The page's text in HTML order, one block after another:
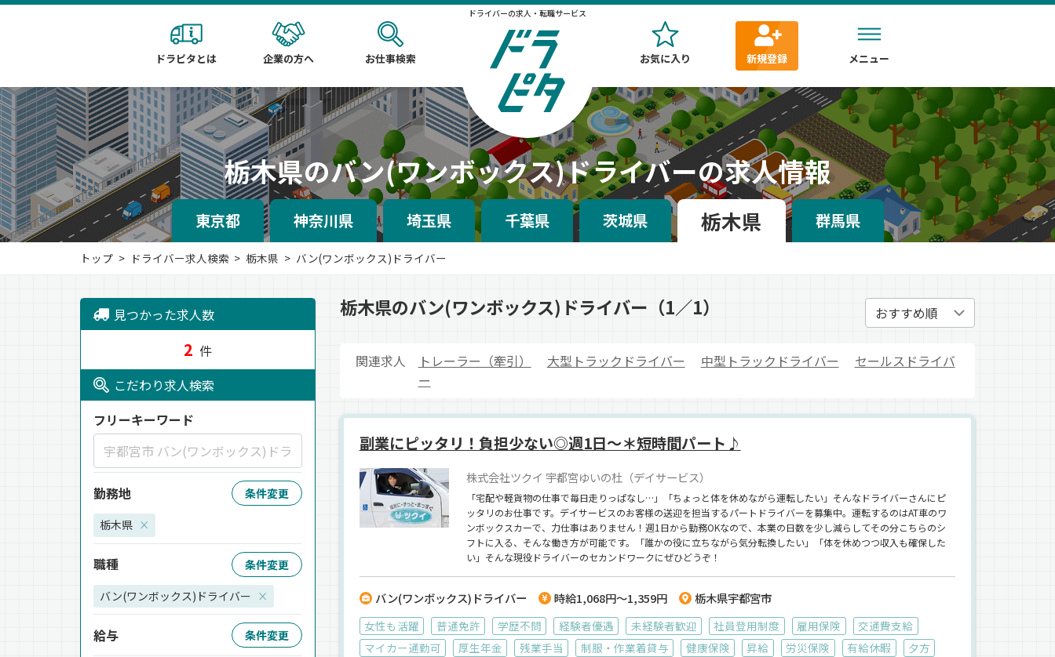
ドライバーの求人・転職サービス
ドラピタとは 企業の方へ お仕事検索 お気に入り 新規登録 メニュー
栃木県のバン(ワンボックス)ドライバーの求人情報
東京都 神奈川県 埼玉県 千葉県 茨城県 栃木県 群馬県
トップ ドライバー求人検索 栃木県 バン(ワンボックス)ドライバー
栃木県のバン(ワンボックス)ドライバー（1／1）
関連求人 トレーラー（牽引） 大型トラックドライバー 中型トラックドライバー
セールスドライバ
ー
副業にピッタリ！負担少ない◎週1日～＊短時間パート♪
株式会社ツクイ 宇都宮ゆいの杜（デイサービス）
「宅配や軽貨物の仕事で毎日走りっぱなし…」「ちょっと体を休めながら運転したい」そんなドライバーさんにピ
ッタリのお仕事です。デイサービスのお客様の送迎を担当するパートドライバーを募集中。運転するのはAT車のワ
ンボックスカーで、力仕事はありません！週1日から勤務OKなので、本業の日数を少し減らしてその分こちらのシ
フトに入る、そんな働き方が可能です。「誰かの役に立ちながら気分転換したい」「体を休めつつ収入も確保した
い」そんな現役ドライバーのセカンドワークにぜひどうぞ！
バン(ワンボックス)ドライバー 時給1,068円～1,359円 栃木県宇都宮市
女性も活躍 普通免許 学歴不問 経験者優遇 未経験者歓迎 社員登用制度 雇用保険
交通費支給
マイカー通勤可
厚生年金 残業手当 制服・作業着貸与 健康保険 昇給 労災保険 有給休暇
夕方
見つかった求人数
2 件
こだわり求人検索
フリーキーワード
勤務地 条件変更
栃木県 ×
職種 条件変更
バン(ワンボックス)ドライバー ×
給与 条件変更